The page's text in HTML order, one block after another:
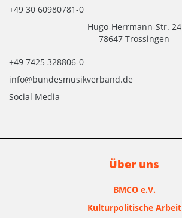
+49 30 60980781-0
Hugo-Herrmann-Str. 24
78647 Trossingen
+49 7425 328806-0
info@bundesmusikverband.de
Social Media
Über uns
BMCO e.V.
Kulturpolitische Arbeit